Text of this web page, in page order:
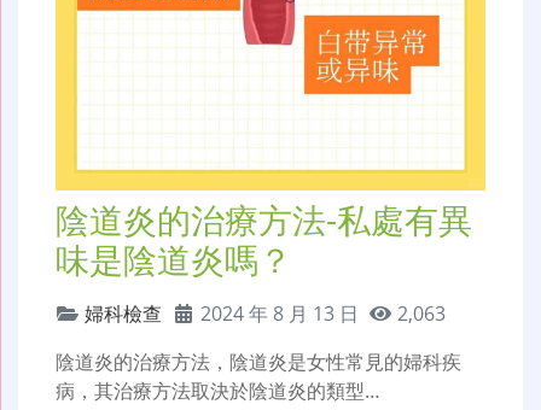
陰道炎的治療方法-私處有異
味是陰道炎嗎？
婦科檢查 2024 年 8 月 13 日
2,063
陰道炎的治療方法，陰道炎是女性常見的婦科疾
病，其治療方法取決於陰道炎的類型…